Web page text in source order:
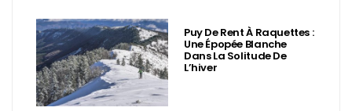
Puy De Rent À Raquettes :
Une Épopée Blanche
Dans La Solitude De
L’hiver